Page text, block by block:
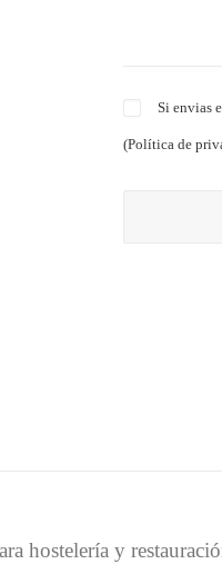
Si envias
(Política de
hostelería y